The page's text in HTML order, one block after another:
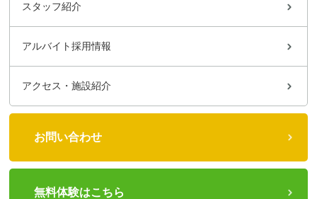
スタッフ紹介
アルバイト採用情報
アクセス・施設紹介
お問い合わせ
無料体験はこちら